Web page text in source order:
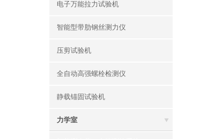
电子万能拉力试验机
智能型带肋钢丝测力仪
压剪试验机
全自动高强螺栓检测仪
静载锚固试验机
力学室